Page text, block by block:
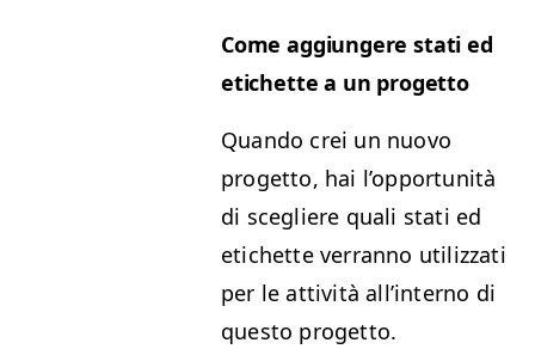
Come aggiun­gere sta­ti ed
etichette a un progetto
Quan­do crei un nuo­vo
prog­et­to, hai l’op­por­tu­nità
di scegliere quali sta­ti ed
etichette ver­ran­no uti­liz­za­ti
per le attiv­ità all’in­ter­no di
questo progetto.